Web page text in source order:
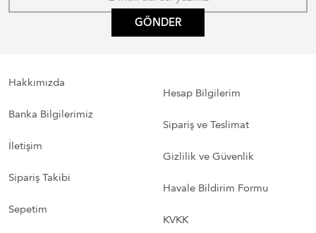
GÖNDER
Hakkımızda
Banka Bilgilerimiz
İletişim
Sipariş Takibi
Sepetim
Hesap Bilgilerim
Sipariş ve Teslimat
Gizlilik ve Güvenlik
Havale Bildirim Formu
KVKK